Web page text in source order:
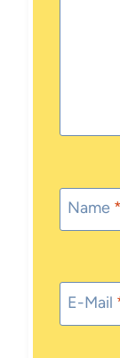
Name *
E-Mail